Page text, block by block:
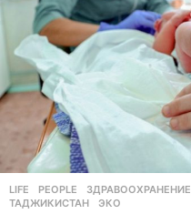
LIFE ,PEOPLE ЗДРАВООХРАНЕНИЕ
ТАДЖИКИСТАН
,ЭКО